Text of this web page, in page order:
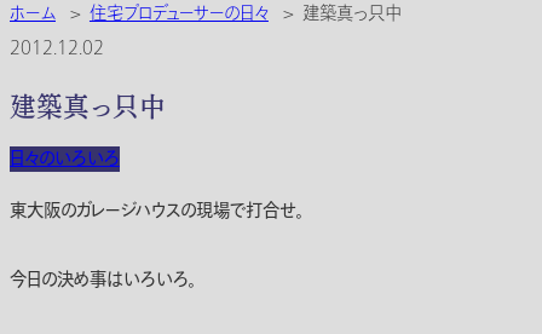
ホーム > 住宅プロデューサーの日々 > 建築真っ只中
2012.12.02
建築真っ只中
日々のいろいろ
東大阪のガレージハウスの現場で打合せ。
今日の決め事はいろいろ。